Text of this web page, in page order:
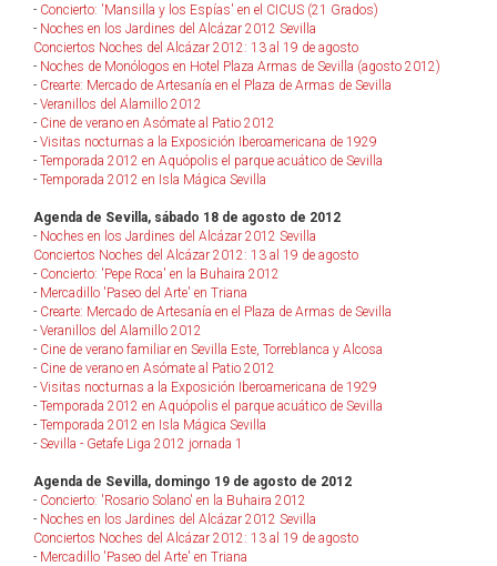
- Concierto: 'Mansilla y los Espías' en el CICUS (21 Grados)
- Noches en los Jardines del Alcázar 2012 Sevilla
Conciertos Noches del Alcázar 2012: 13 al 19 de agosto
- Noches de Monólogos en Hotel Plaza Armas de Sevilla (agosto 2012)
- Crearte: Mercado de Artesanía en el Plaza de Armas de Sevilla
- Veranillos del Alamillo 2012
- Cine de verano en Asómate al Patio 2012
- Visitas nocturnas a la Exposición Iberoamericana de 1929
- Temporada 2012 en Aquópolis el parque acuático de Sevilla
- Temporada 2012 en Isla Mágica Sevilla
Agenda de Sevilla, sábado 18 de agosto de 2012
- Noches en los Jardines del Alcázar 2012 Sevilla
Conciertos Noches del Alcázar 2012: 13 al 19 de agosto
- Concierto: 'Pepe Roca' en la Buhaira 2012
- Mercadillo 'Paseo del Arte' en Triana
- Crearte: Mercado de Artesanía en el Plaza de Armas de Sevilla
- Veranillos del Alamillo 2012
- Cine de verano familiar en Sevilla Este, Torreblanca y Alcosa
- Cine de verano en Asómate al Patio 2012
- Visitas nocturnas a la Exposición Iberoamericana de 1929
- Temporada 2012 en Aquópolis el parque acuático de Sevilla
- Temporada 2012 en Isla Mágica Sevilla
- Sevilla - Getafe Liga 2012 jornada 1
Agenda de Sevilla, domingo 19 de agosto de 2012
- Concierto: 'Rosario Solano' en la Buhaira 2012
- Noches en los Jardines del Alcázar 2012 Sevilla
Conciertos Noches del Alcázar 2012: 13 al 19 de agosto
- Mercadillo 'Paseo del Arte' en Triana